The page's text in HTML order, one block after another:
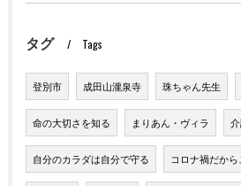
タグ Tags
登別市 成田山瀧泉寺 珠ちゃん先生
命の大切さを知る まりあん・ヴィラ
自分のカラダは自分で守る コロナ禍だから